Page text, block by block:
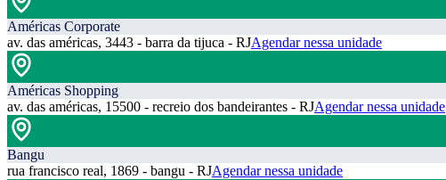
Américas Corporate
av. das américas, 3443 - barra da tijuca - RJAgendar nessa unidade
Américas Shopping
av. das américas, 15500 - recreio dos bandeirantes - RJAgendar nessa unidade
Bangu
rua francisco real, 1869 - bangu - RJAgendar nessa unidade